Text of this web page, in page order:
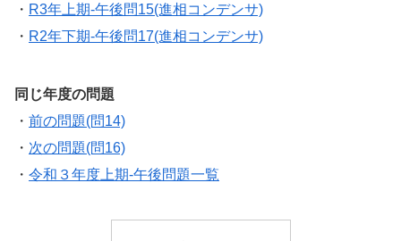
・ R3年上期-午後問15(進相コンデンサ)
・ R2年下期-午後問17(進相コンデンサ)
同じ年度の問題
・ 前の問題(問14)
・ 次の問題(問16)
・ 令和３年度上期-午後問題一覧